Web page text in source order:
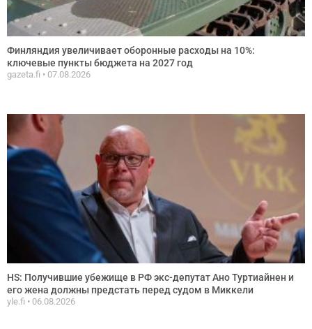
Финляндия увеличивает оборонные расходы на 10%:
ключевые пункты бюджета на 2027 год
gazeta.fi 07.08.2026
HS: Получившие убежище в РФ экс-депутат Ано Туртиайнен и
его жена должны предстать перед судом в Миккели
yle.fi 06.08.2026